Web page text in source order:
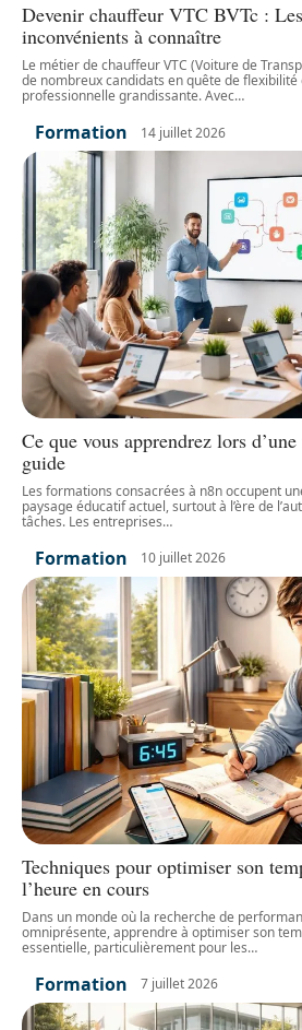
Devenir chauffeur VTC BVTc :
inconvénients à connaître
Le métier de chauffeur VTC (Voiture de
de nombreux candidats en quête de
professionnelle grandissante. Avec…
Formation 14 juillet 2026
Ce que vous apprendrez lors
guide
Les formations consacrées à n8n occupent
paysage éducatif actuel, surtout à l’ère de
tâches. Les entreprises…
Formation 10 juillet 2026
Techniques pour optimiser son
l’heure en cours
Dans un monde où la recherche de
omniprésente, apprendre à optimiser son
essentielle, particulièrement pour les…
Formation 7 juillet 2026